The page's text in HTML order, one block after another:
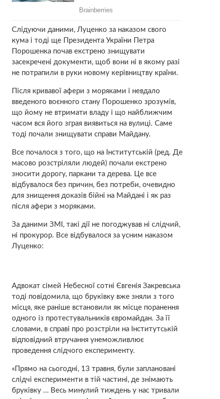
Слідуючи даними, Луценко за наказом свого
кума і тоді ще Президента України Петра
Порошенка почав екстрено знищувати
засекречені документи, щоб вони ні в якому разі
не потрапили в руки новому керівництву країни.
Після кривавої афери з моряками і невдало
введеного воєнного стану Порошенко зрозумів,
що йому не втримати владу і що найближчим
часом вся його зграя виявиться на вулиці. Саме
тоді почали знищувати справи Майдану.
Все почалося з того, що на Інститутській (ред. Де
масово розстріляли людей) почали екстрено
зносити дорогу, паркани та дерева. Це все
відбувалося без причин, без потреби, очевидно
для знищення доказів бійні на Майдані і як раз
після афери з моряками.
За даними ЗМІ, такі дії не погоджував ні слідчий,
ні прокурор. Все відбувалося за усним наказом
Луценко:
Адвокат сімей Небесної сотні Євгенія Закревська
тоді повідомила, що бруківку вже зняли з того
місця, яке раніше встановили як місце поранення
одного із протестувальників євромайдан. За її
словами, в справі про розстріли на Інститутській
відповідний втручання унеможливлює
проведення слідчого експерименту.
«Прямо на сьогодні, 13 травня, були заплановані
слідчі експерименти в тій частині, де знімають
бруківку … Весь минулий тиждень у нас тривали